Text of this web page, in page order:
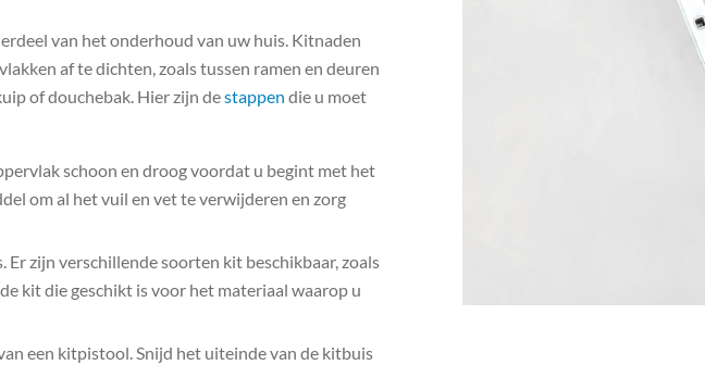
van het onderhoud van uw huis. Kitnaden
af te dichten, zoals tussen ramen en deuren
of douchebak. Hier zijn destappen die u moet
schoon en droog voordat u begint met het
om al het vuil en vet te verwijderen en zorg
zijn verschillende soorten kit beschikbaar, zoals
kit die geschikt is voor het materiaal waarop u
een kitpistool. Snijd het uiteinde van de kitbuis